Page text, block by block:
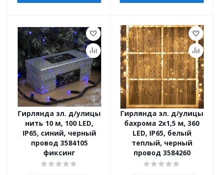
Гирлянда эл. д/улицы
нить 10 м, 100 LED,
IP65, синий, черный
провод 3584105
фиксинг
Гирлянда эл. д/улицы
бахрома 2х1,5 м, 360
LED, IP65, белый
теплый, черный
провод 3584260